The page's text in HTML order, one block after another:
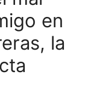
en
la